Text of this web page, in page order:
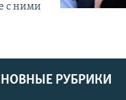
с ними
РУБРИКИ